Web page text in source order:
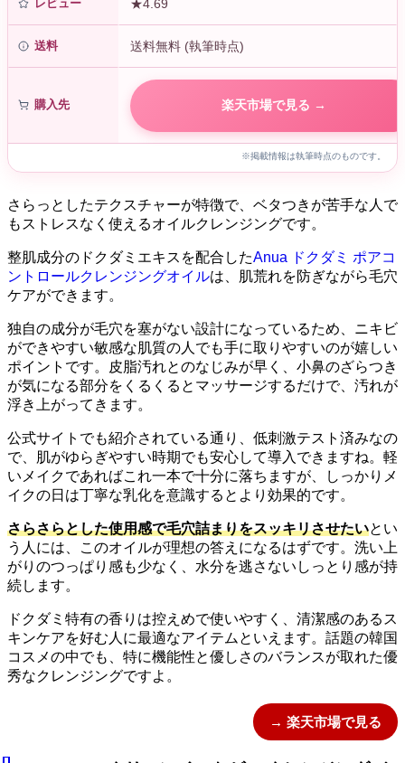
レビュー ★4.69
送料 送料無料 (執筆時点)
購入先 楽天市場で見る →
※掲載情報は執筆時点のものです。
さらっとしたテクスチャーが特徴で、ベタつきが苦手な人で
もストレスなく使えるオイルクレンジングです。
整肌成分のドクダミエキスを配合したAnua ドクダミ ポアコ
ントロールクレンジングオイルは、肌荒れを防ぎながら毛穴
ケアができます。
独自の成分が毛穴を塞がない設計になっているため、ニキビ
ができやすい敏感な肌質の人でも手に取りやすいのが嬉しい
ポイントです。皮脂汚れとのなじみが早く、小鼻のざらつき
が気になる部分をくるくるとマッサージするだけで、汚れが
浮き上がってきます。
公式サイトでも紹介されている通り、低刺激テスト済みなの
で、肌がゆらぎやすい時期でも安心して導入できますね。軽
いメイクであればこれ一本で十分に落ちますが、しっかりメ
イクの日は丁寧な乳化を意識するとより効果的です。
さらさらとした使用感で毛穴詰まりをスッキリさせたいとい
う人には、このオイルが理想の答えになるはずです。洗い上
がりのつっぱり感も少なく、水分を逃さないしっとり感が持
続します。
ドクダミ特有の香りは控えめで使いやすく、清潔感のあるス
キンケアを好む人に最適なアイテムといえます。話題の韓国
コスメの中でも、特に機能性と優しさのバランスが取れた優
秀なクレンジングですよ。
→ 楽天市場で見る